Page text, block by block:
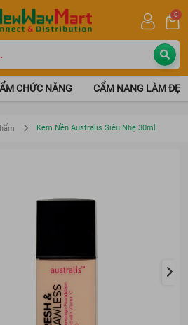
0
CHỨC NĂNG CẨM NANG LÀM ĐẸP
Kem Nền Australis Siêu Nhẹ 30ml